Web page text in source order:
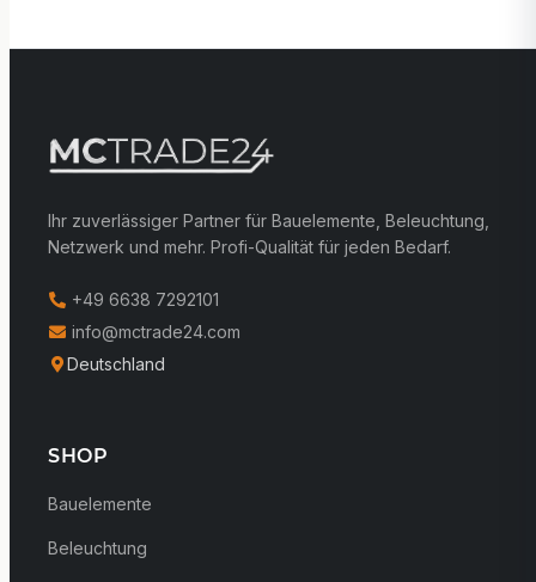
Ihr zuverlässiger Partner für Bauelemente, Beleuchtung,
Netzwerk und mehr. Profi-Qualität für jeden Bedarf.
+49 6638 7292101
info@mctrade24.com
Deutschland
SHOP
Bauelemente
Beleuchtung